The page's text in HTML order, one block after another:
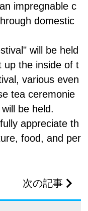
impregnable c
domestic
will be held
up the inside of t
various even
tea ceremonie
be held.
appreciate th
food, and per
次の記事